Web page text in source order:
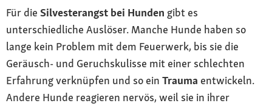
Für die Silvesterangst bei Hunden gibt es
unterschiedliche Auslöser. Manche Hunde haben so
lange kein Problem mit dem Feuerwerk, bis sie die
Geräusch- und Geruchskulisse mit einer schlechten
Erfahrung verknüpfen und so ein Trauma entwickeln.
Andere Hunde reagieren nervös, weil sie in ihrer